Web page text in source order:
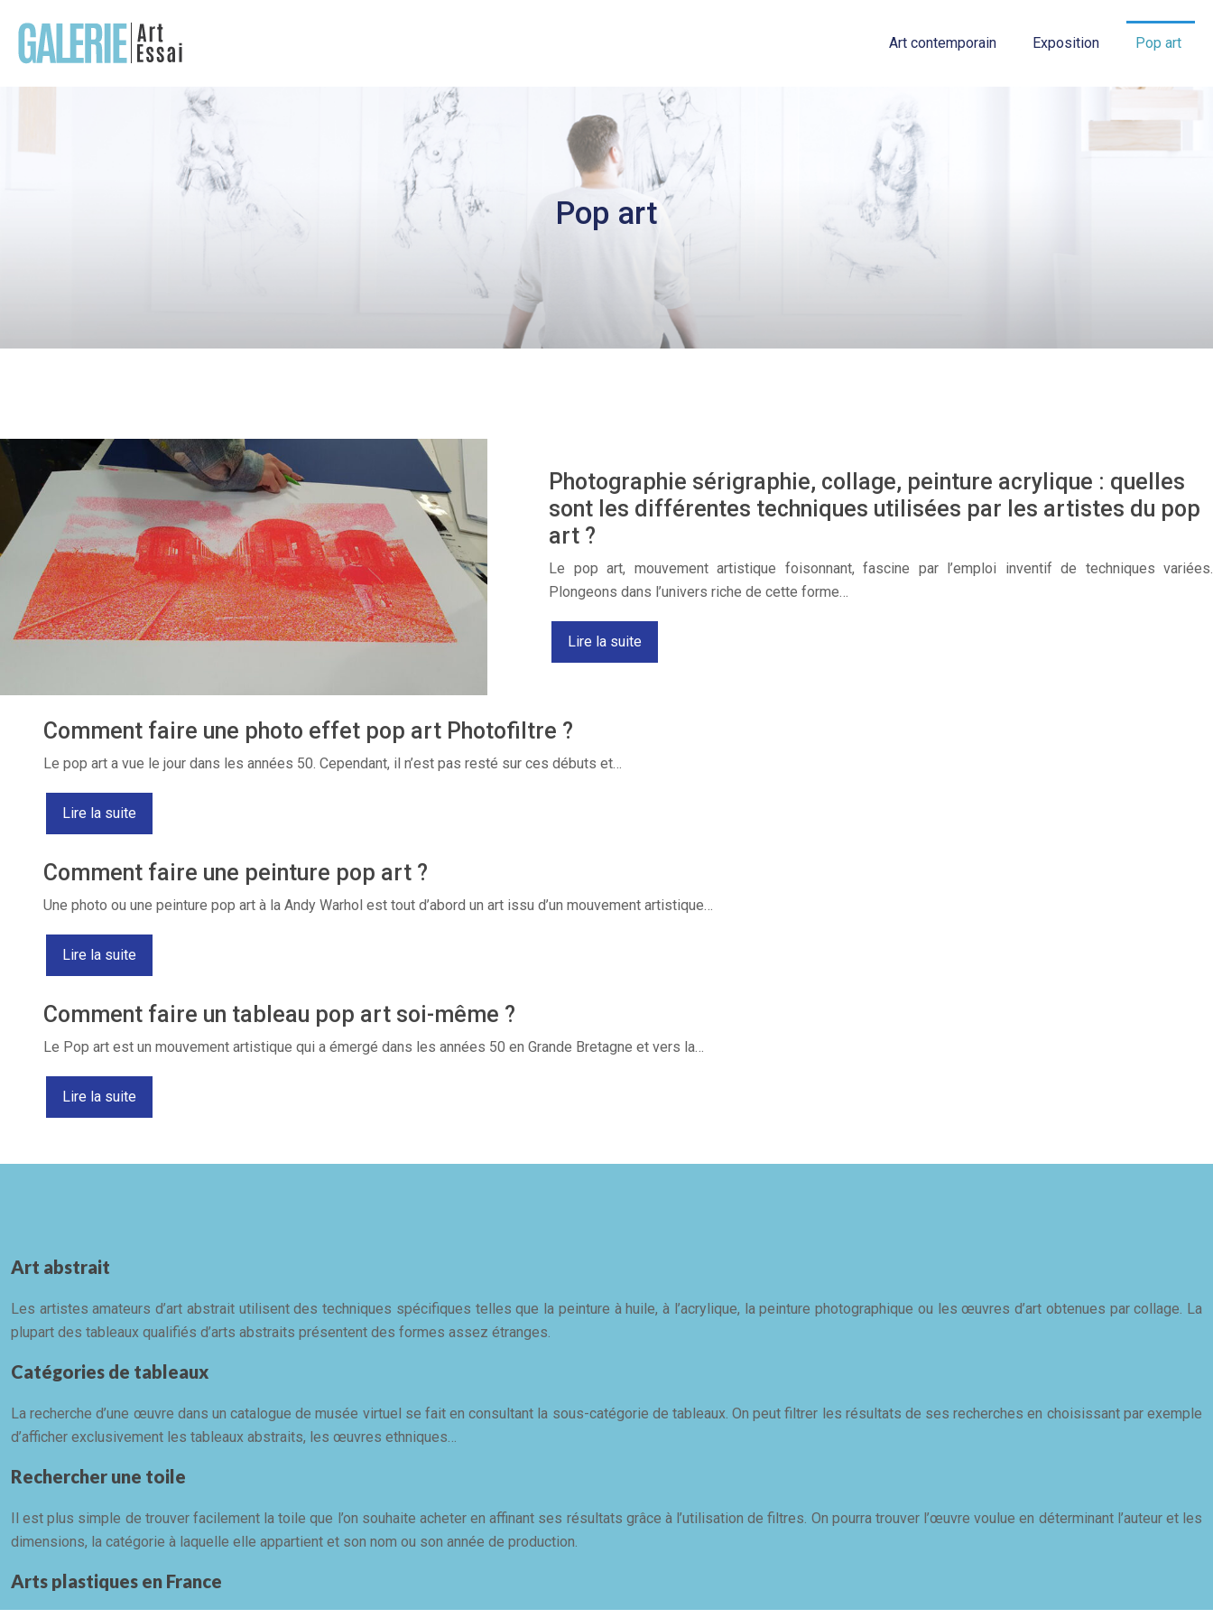
Art contemporain Exposition Pop art
Pop art
Photographie sérigraphie, collage, peinture acrylique : quelles
sont les différentes techniques utilisées par les artistes du pop
art ?
Le pop art, mouvement artistique foisonnant, fascine par l’emploi inventif de techniques variées.
Plongeons dans l’univers riche de cette forme…
Lire la suite
Comment faire une photo effet pop art Photofiltre ?
Le pop art a vue le jour dans les années 50. Cependant, il n’est pas resté sur ces débuts et…
Lire la suite
Comment faire une peinture pop art ?
Une photo ou une peinture pop art à la Andy Warhol est tout d’abord un art issu d’un mouvement artistique…
Lire la suite
Comment faire un tableau pop art soi-même ?
Le Pop art est un mouvement artistique qui a émergé dans les années 50 en Grande Bretagne et vers la…
Lire la suite
Art abstrait
Les artistes amateurs d’art abstrait utilisent des techniques spécifiques telles que la peinture à huile, à l’acrylique, la peinture photographique ou les œuvres d’art obtenues par collage. La
plupart des tableaux qualifiés d’arts abstraits présentent des formes assez étranges.
Catégories de tableaux
La recherche d’une œuvre dans un catalogue de musée virtuel se fait en consultant la sous-catégorie de tableaux. On peut filtrer les résultats de ses recherches en choisissant par exemple
d’afficher exclusivement les tableaux abstraits, les œuvres ethniques…
Rechercher une toile
Il est plus simple de trouver facilement la toile que l’on souhaite acheter en affinant ses résultats grâce à l’utilisation de filtres. On pourra trouver l’œuvre voulue en déterminant l’auteur et les
dimensions, la catégorie à laquelle elle appartient et son nom ou son année de production.
Arts plastiques en France